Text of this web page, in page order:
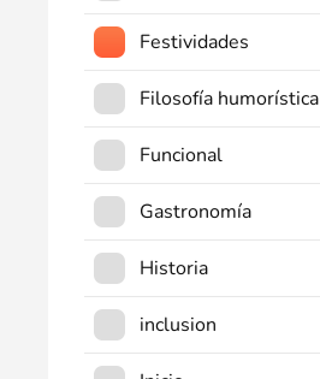
Festividades
Filosofía humorística
Funcional
Gastronomía
Historia
inclusion